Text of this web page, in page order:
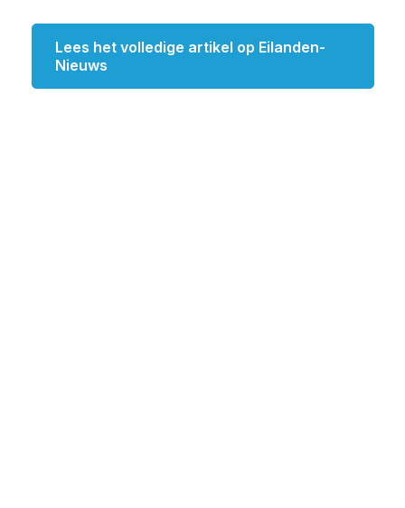
Lees het volledige artikel op Eilanden-
Nieuws